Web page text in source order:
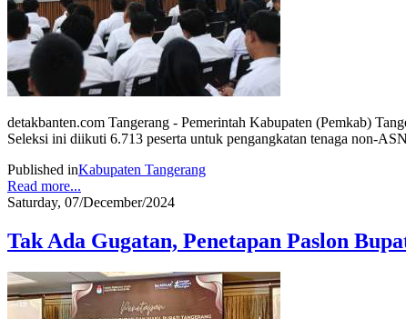
detakbanten.com Tangerang - Pemerintah Kabupaten (Pemkab)
Seleksi ini diikuti 6.713 peserta untuk pengangkatan tenaga non-
Published inKabupaten Tangerang
Read more...
Saturday, 07/December/2024
Tak Ada Gugatan, Penetapan Paslon